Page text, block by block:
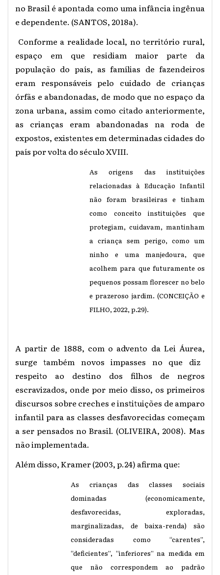
no Brasil é apontada como uma infância ingênua
e dependente. (SANTOS, 2018a).
Conforme a realidade local, no território rural,
espaço em que residiam maior parte da
população do país, as famílias de fazendeiros
eram responsáveis pelo cuidado de crianças
órfãs e abandonadas, de modo que no espaço da
zona urbana, assim como citado anteriormente,
as crianças eram abandonadas na roda de
expostos, existentes em determinadas cidades do
país por volta do século XVIII.
As origens das instituições
relacionadas à Educação Infantil
não foram brasileiras e tinham
como conceito instituições que
protegiam, cuidavam, mantinham
a criança sem perigo, como um
ninho e uma manjedoura, que
acolhem para que futuramente os
pequenos possam florescer no belo
e prazeroso jardim. (CONCEIÇÃO e
FILHO, 2022, p.29).
A partir de 1888, com o advento da Lei Áurea,
surge também novos impasses no que diz
respeito ao destino dos filhos de negros
escravizados, onde por meio disso, os primeiros
discursos sobre creches e instituições de amparo
infantil para as classes desfavorecidas começam
a ser pensados no Brasil. (OLIVEIRA, 2008). Mas
não implementada.
Além disso, Kramer (2003, p.24) afirma que:
As crianças das classes sociais
dominadas (economicamente,
desfavorecidas, exploradas,
marginalizadas, de baixa-renda) são
consideradas como “carentes”,
“deficientes”, “inferiores” na medida em
que não correspondem ao padrão